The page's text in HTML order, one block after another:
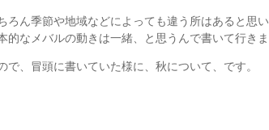
ろん季節や地域などによっても違う所はあると思い
的なメバルの動きは一緒、と思うんで書いて行きま
で、冒頭に書いていた様に、秋について、です。